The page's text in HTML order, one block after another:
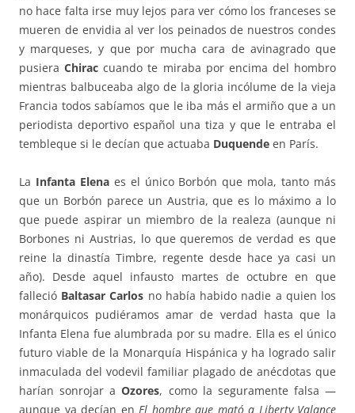
no hace falta irse muy lejos para ver cómo los franceses se
mueren de envidia al ver los peinados de nuestros condes
y marqueses, y que por mucha cara de avinagrado que
pusieraChirac cuando te miraba por encima del hombro
mientras balbuceaba algo de la gloria incólume de la vieja
Francia todos sabíamos que le iba más el armiño que a un
periodista deportivo español una tiza y que le entraba el
tembleque si le decían que actuaba Duquende en París.
La Infanta Elenaes el único Borbón que mola, tanto más
que un Borbón parece un Austria, que es lo máximo a lo
que puede aspirar un miembro de la realeza (aunque ni
Borbones ni Austrias, lo que queremos de verdad es que
reine la dinastía Timbre, regente desde hace ya casi un
año). Desde aquel infausto martes de octubre en que
falleció Baltasar Carlos no había habido nadie a quien los
monárquicos pudiéramos amar de verdad hasta que la
Infanta Elena fue alumbrada por su madre. Ella es el único
futuro viable de la Monarquía Hispánica y ha logrado salir
inmaculada del vodevil familiar plagado de anécdotas que
harían sonrojar aOzores, como la seguramente falsa —
aunque ya decían en El hombre que mató a Liberty Valance